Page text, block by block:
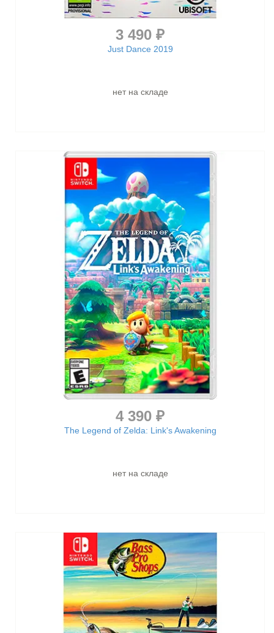
3 490 ₽
Just Dance 2019
нет на складе
4 390 ₽
The Legend of Zelda: Link's Awakening
нет на складе